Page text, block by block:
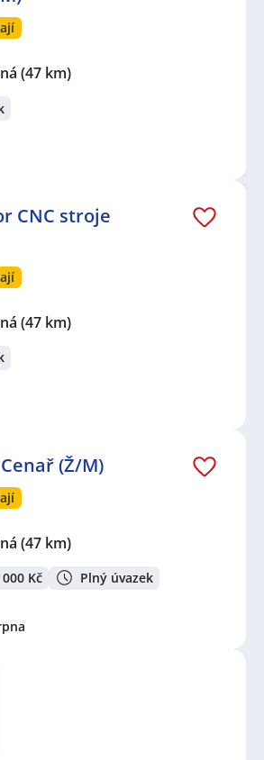
(47 km)
CNC stroje
(47 km)
(Ž/M)
(47 km)
Kč Plný úvazek